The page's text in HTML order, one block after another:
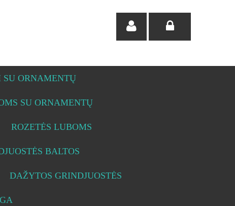
ORNAMENTŲ
SU ORNAMENTŲ
ROZETĖS LUBOMS
BALTOS
DAŽYTOS GRINDJUOSTĖS